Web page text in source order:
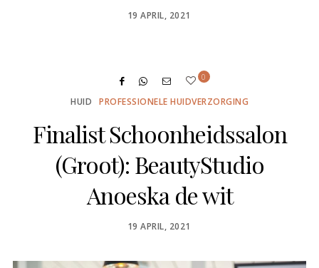
POSTED
19 APRIL, 2021
0
HUID PROFESSIONELE HUIDVERZORGING
Finalist Schoonheidssalon
(Groot): BeautyStudio
Anoeska de wit
POSTED
19 APRIL, 2021